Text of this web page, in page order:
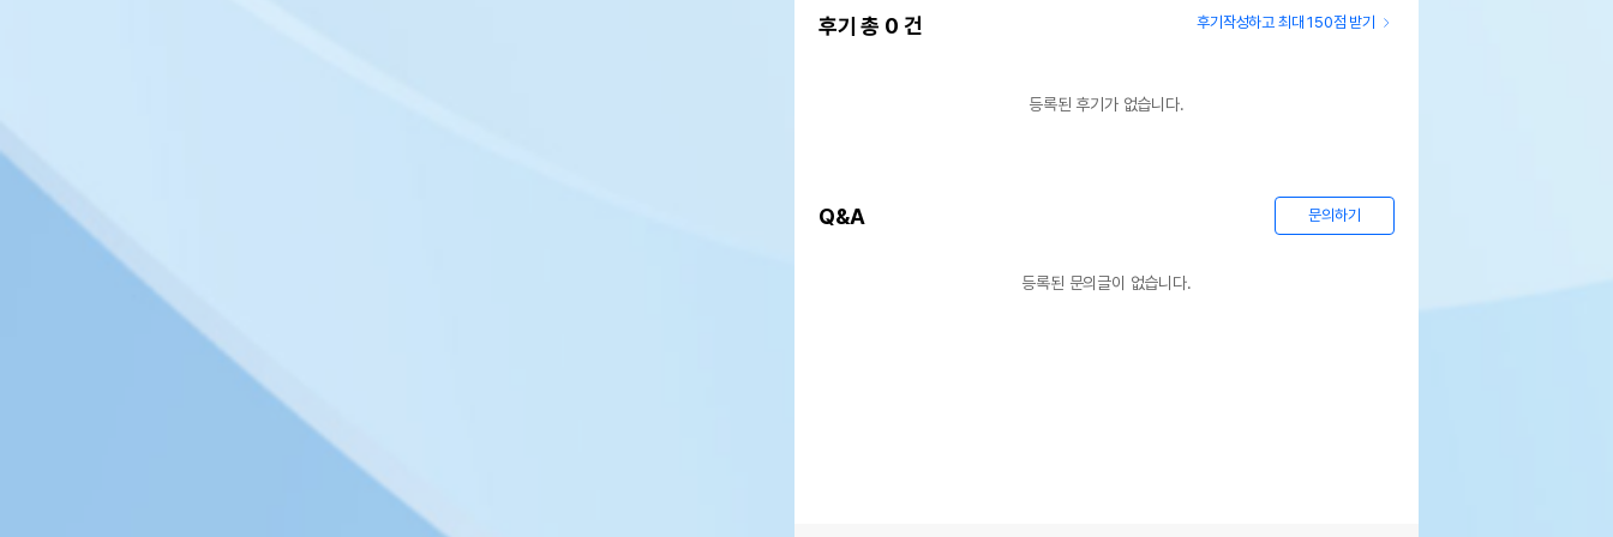
후기 총 0 건 후기작성하고 최대 150점 받기
등록된 후기가 없습니다.
Q&A 문의하기
등록된 문의글이 없습니다.